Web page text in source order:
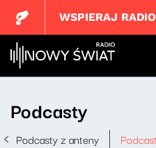
WSPIERAJ RADIO
Podcasty
Podcasty z anteny